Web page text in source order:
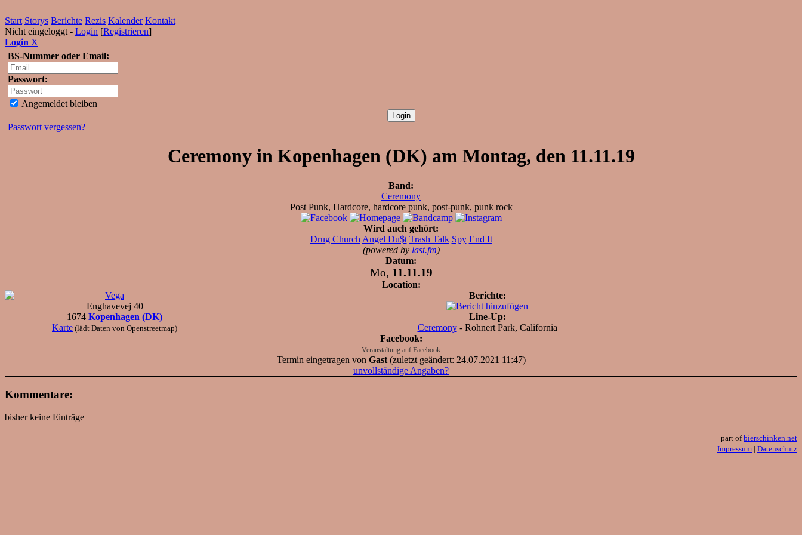
Start Storys Berichte Rezis Kalender Kontakt
Nicht eingeloggt - Login [Registrieren]
Login X
BS-Nummer oder Email:
Passwort:
Angemeldet bleiben
Passwort vergessen?
Ceremony in Kopenhagen (DK) am Montag, den 11.11.19
Band:
Ceremony
Post Punk, Hardcore, hardcore punk, post-punk, punk rock
Wird auch gehört:
Drug Church Angel Du$t Trash Talk Spy End It
(powered by last.fm)
Datum:
Mo, 11.11.19
Location:
Vega
Enghavevej 40
1674 Kopenhagen (DK)
Karte (lädt Daten von Openstreetmap)
Berichte:
Line-Up:
Ceremony- Rohnert Park, California
Facebook:
Veranstaltung auf Facebook
Termin eingetragen von Gast(zuletzt geändert: 24.07.2021 11:47)
unvollständige Angaben?
Kommentare:
bisher keine Einträge
part ofbierschinken.net
Impressum | Datenschutz